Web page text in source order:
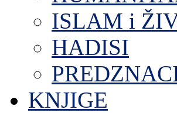
ISLAM i
HADISI
KNJIGE